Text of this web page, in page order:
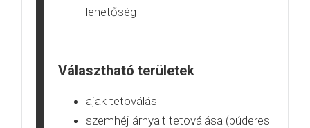
lehetőség
Választható területek
ajak tetoválás
szemhéj árnyalt tetoválása (púderes